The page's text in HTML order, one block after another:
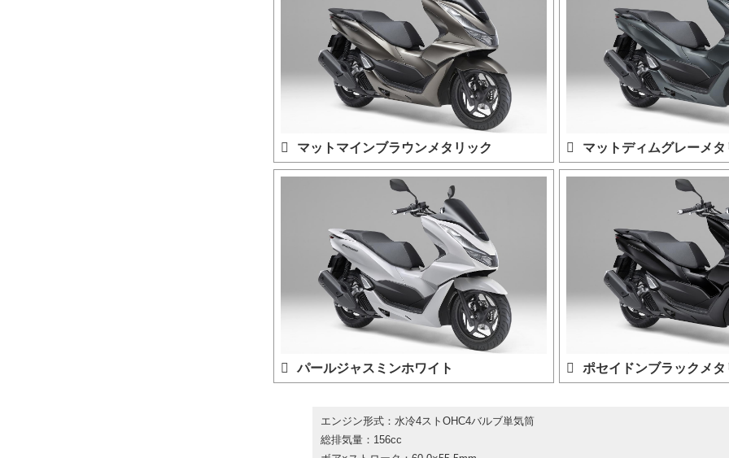
マットマインブラウンメタリック マットディムグレーメタ
パールジャスミンホワイト ポセイドンブラックメタ
エンジン形式：水冷4ストOHC4バルブ単気筒
総排気量：156cc